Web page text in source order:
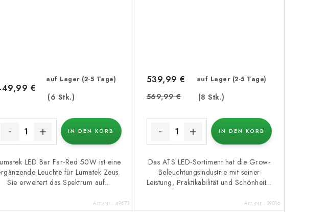
auf Lager (2-5 Tage)
(6 Stk.)
€
IN DEN KORB
LED Bar Far-Red 50W ist eine
Leuchte für Lumatek Zeus.
Sie erweitert das Spektrum auf...
Art.-Nr.: 49673
auf Lager (2-5 Tage)
(8 Stk.)
539,99 €
569,99 €
IN DEN KORB
Das ATS LED-Sortiment hat die Grow-
Beleuchtungsindustrie mit seiner
Leistung, Praktikabilität und Schönheit...
Art.-Nr.: 39016